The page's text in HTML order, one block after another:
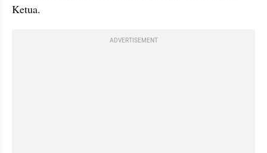
Ketua.
ADVERTISEMENT